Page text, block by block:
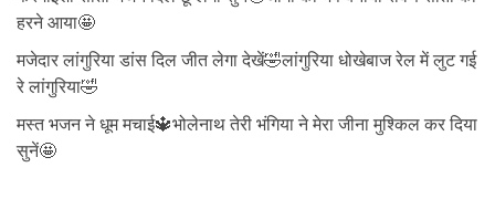
हरने आया🤩
मजेदार लांगुरिया डांस दिल जीत लेगा देखें🤣लांगुरिया धोखेबाज रेल में लुट गई
रे लांगुरिया🤣
मस्त भजन ने धूम मचाई🔱भोलेनाथ तेरी भंगिया ने मेरा जीना मुश्किल कर दिया
सुनें🤩